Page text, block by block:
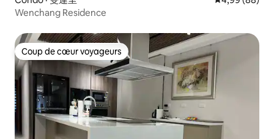
Wenchang Residence
Coup de cœur voyageurs
Coup de cœur voyageurs